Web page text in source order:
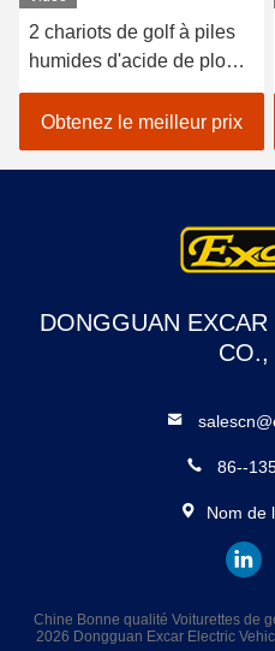
2 chariots de golf à piles
humides d'acide de plomb
de sièges/golf avec des
erreurs électrique de
voiture
Obtenez le meilleur prix
DONGGUAN
CO.,
86--
Nom de
Chine Bonne qualité Voiturettes de
2026 Dongguan Excar Electric